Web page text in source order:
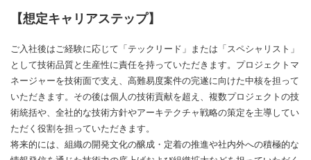
【想定キャリアステップ】
ご入社後はご経験に応じて「テックリード」または「スペシャリスト」
として技術品質と生産性に責任を持っていただきます。プロジェクトマ
ネージャーを技術面で支え、高難易度案件の完遂に向けた中核を担って
いただきます。その後は個人の技術貢献を超え、複数プロジェクトの技
術統括や、全社的な技術方針やアーキテクチャ戦略の策定を主導してい
ただく役割を担っていただきます。
将来的には、組織の開発文化の醸成・定着の推進や社内外への積極的な